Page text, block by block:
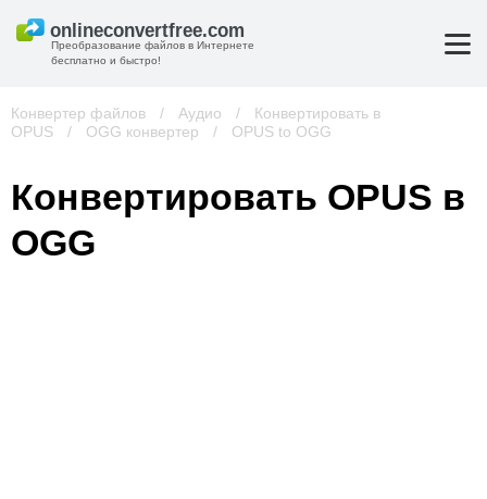
Преобразование файлов в Интернете
бесплатно и быстро!
Конвертер файлов / Аудио /
Конвертировать в
OPUS
/ OGG конвертер / OPUS to OGG
Конвертировать OPUS в
OGG